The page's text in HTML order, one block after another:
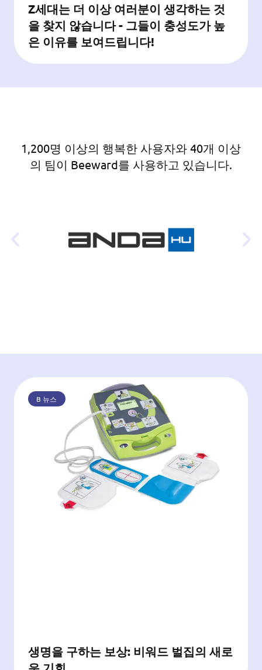
Z세대는 더 이상 여러분이 생각하는 것
을 찾지 않습니다 - 그들이 충성도가 높
은 이유를 보여드립니다!
1,200명 이상의 행복한 사용자와 40개 이상
의 팀이 Beeward를 사용하고 있습니다.
B 뉴스
생명을 구하는 보상: 비워드 벌집의 새로